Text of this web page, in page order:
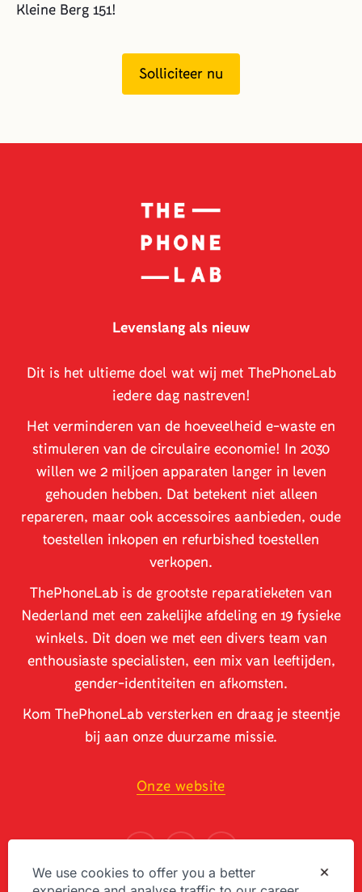
Kleine Berg 151!
Solliciteer nu
Levenslang als nieuw
Dit is het ultieme doel wat wij met ThePhoneLab
iedere dag nastreven!
Het verminderen van de hoeveelheid e-waste en
stimuleren van de circulaire economie! In 2030
willen we 2 miljoen apparaten langer in leven
gehouden hebben. Dat betekent niet alleen
repareren, maar ook accessoires aanbieden, oude
toestellen inkopen en refurbished toestellen
verkopen.
ThePhoneLab is de grootste reparatieketen van
Nederland met een zakelijke afdeling en 19 fysieke
winkels. Dit doen we met een divers team van
enthousiaste specialisten, een mix van leeftijden,
gender-identiteiten en afkomsten.
Kom ThePhoneLab versterken en draag je steentje
bij aan onze duurzame missie.
Onze website
We use cookies to offer you a better